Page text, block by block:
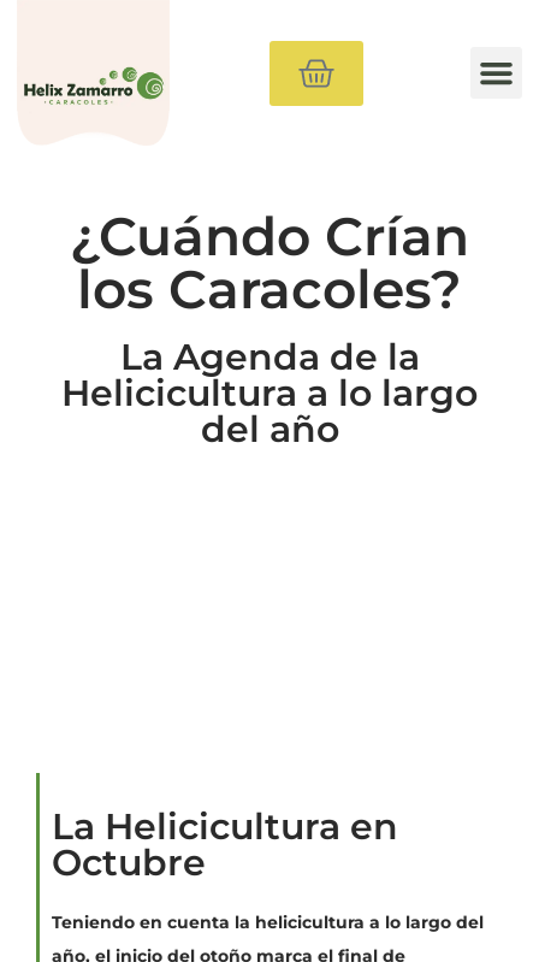
¿Cuándo Crían
los Caracoles?
La Agenda de la
Helicicultura a lo largo
del año
La Helicicultura en
Octubre
Teniendo en cuenta la helicicultura a lo largo del
año, el inicio del otoño marca el final de